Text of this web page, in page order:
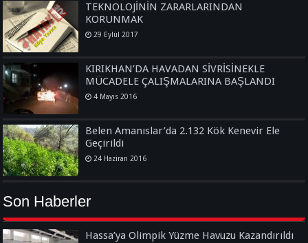
TEKNOLOJİNİN ZARARLARINDAN
KORUNMAK
29 Eylül 2017
KIRIKHAN’DA HAVADAN SİVRİSİNEKLE
MÜCADELE ÇALIŞMALARINA BAŞLANDI
4 Mayıs 2016
Belen Amanıslar’da 2.132 Kök Kenevir Ele
Geçirildi
24 Haziran 2016
Son Haberler
Hassa’ya Olimpik Yüzme Havuzu Kazandırıldı